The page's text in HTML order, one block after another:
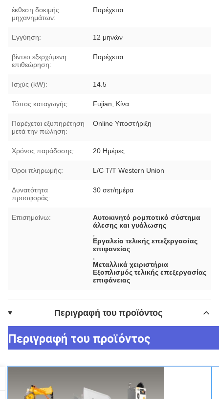
έκθεση δοκιμής
μηχανημάτων:
Παρέχεται
Εγγύηση: 12 μηνών
βίντεο εξερχόμενη
επιθεώρηση:
Παρέχεται
Ισχύς (kW): 14.5
Τόπος καταγωγής: Fujian, Κίνα
Παρέχεται εξυπηρέτηση
μετά την πώληση:
Online Υποστήριξη
Χρόνος παράδοσης: 20 Ημέρες
Όροι πληρωμής: L/C T/T Western Union
Δυνατότητα
προσφοράς:
30 σετ/ημέρα
Επισημαίνω:
Αυτοκινητό ρομποτικό σύστημα
άλεσης και γυάλωσης
Εργαλεία τελικής επεξεργασίας
επιφανείας
Μεταλλικά χειριστήρια
Εξοπλισμός τελικής επεξεργασίας
επιφάνειας
Περιγραφή του προϊόντος
Περιγραφή του προϊόντος